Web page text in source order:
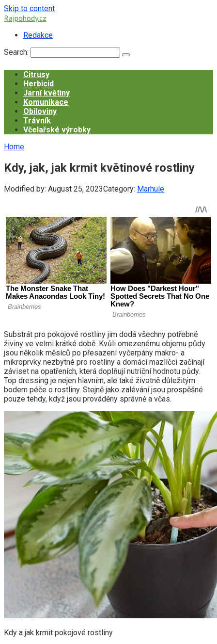
Skip to content
Rajpohody.cz
Redakce
Search:
Citrusy
Herbicid
Jarní květiny
Komunikace
Obiloviny
Trávník
Včelařské výrobky
Home
Kdy, jak, jak krmit květinové rostliny
Modified by: August 25, 2023Category: Marhule
Substrát pro pokojové rostliny jim dodá všechny potřebné
živiny ve velmi krátké době. Kvůli omezenému objemu půdy
jsou několik měsíců po přesazení vyčerpány makro- a
mikroprvky nezbytné pro rostliny a domácí mazlíčci začínají
záviset na opatřeních, která doplňují nutriční hodnotu půdy.
Top dressing je nejen hlavním, ale také životně důležitým
bodem péče o rostliny. Stejně jako zalévání jsou prospěšné
pouze tehdy, když jsou prováděny správně a včas.
Kdy a jak krmit pokojové rostliny